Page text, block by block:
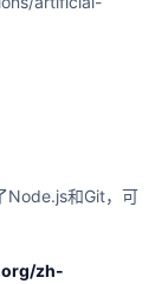
Node.js和Git，可
zh-